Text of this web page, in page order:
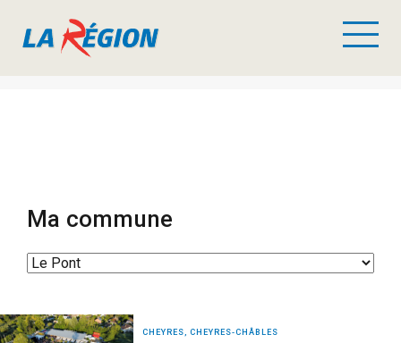
Ma commune
CHEYRES, CHEYRES-CHÂBLES